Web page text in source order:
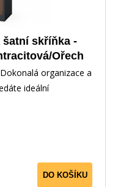
šatní skříňka -
Ořech
organizace a
ideální
DO KOŠÍKU